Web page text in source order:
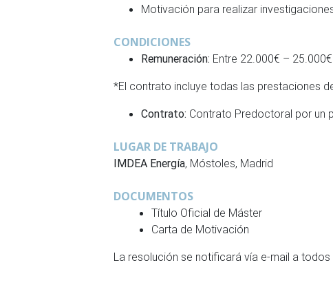
Motivación para realizar
CONDICIONES
Remuneración: Entre 22.000€ –
*El contrato incluye todas las prestaciones
Contrato: Contrato Predoctoral por un
LUGAR DE TRABAJO
IMDEA Energía, Móstoles, Madrid
DOCUMENTOS
Título Oficial de Máster
Carta de Motivación
La resolución se notificará vía e-mail a